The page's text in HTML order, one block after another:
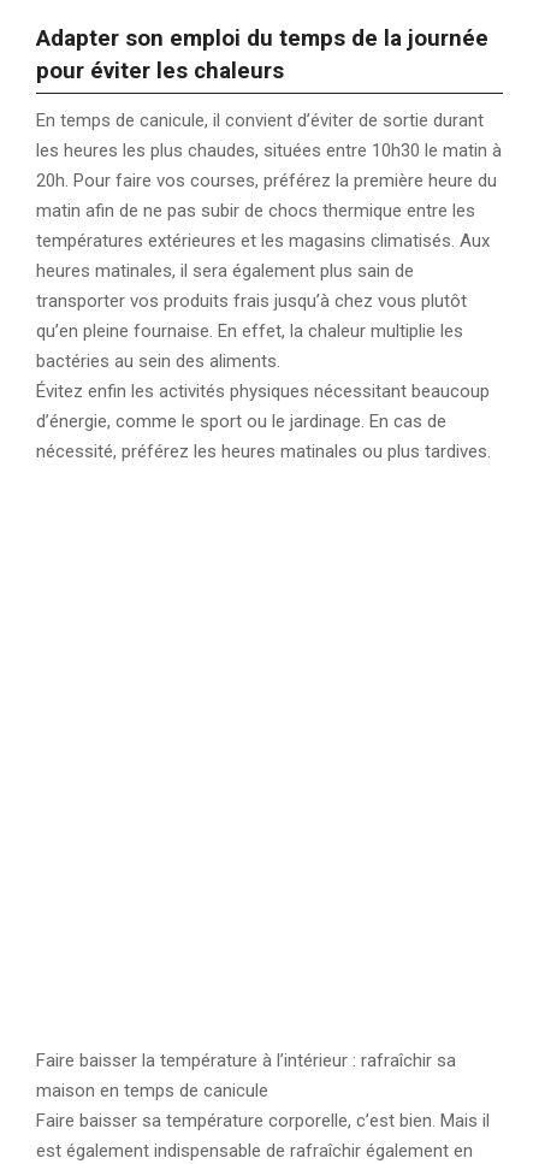
Adapter son emploi du temps de la journée
pour éviter les chaleurs
En temps de canicule, il convient d’éviter de sortie durant
les heures les plus chaudes, situées entre 10h30 le matin à
20h. Pour faire vos courses, préférez la première heure du
matin afin de ne pas subir de chocs thermique entre les
températures extérieures et les magasins climatisés. Aux
heures matinales, il sera également plus sain de
transporter vos produits frais jusqu’à chez vous plutôt
qu’en pleine fournaise. En effet, la chaleur multiplie les
bactéries au sein des aliments.
Évitez enfin les activités physiques nécessitant beaucoup
d’énergie, comme le sport ou le jardinage. En cas de
nécessité, préférez les heures matinales ou plus tardives.
Faire baisser la température à l’intérieur : rafraîchir sa
maison en temps de canicule
Faire baisser sa température corporelle, c’est bien. Mais il
est également indispensable de rafraîchir également en